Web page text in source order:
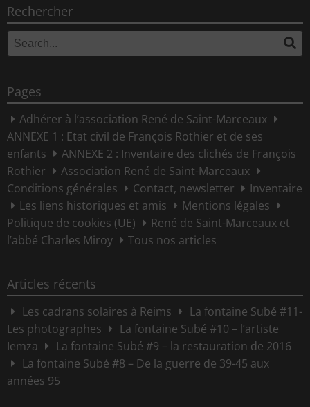
Rechercher
Search
for:
Pages
Adhérer à l’association René de Saint-Marceaux
ANNEXE 1 : Etat civil de François Rothier et de ses
enfants
ANNEXE 2 : Inventaire des clichés de François
Rothier
Association René de Saint-Marceaux
Conditions générales
Contact, newsletter
Inventaire
Les liens historiques et amis
Mentions légales
Politique de cookies (UE)
René de Saint-Marceaux et
l’abbé Charles Miroy
Tous nos articles
Articles récents
Les cadrans solaires à Reims
La fontaine Subé #11-
Les photographes
La fontaine Subé #10 – l’artiste
Iemza
La fontaine Subé #9 – la restauration de 2016
La fontaine Subé #8 – De la guerre de 39-45 aux
années 95